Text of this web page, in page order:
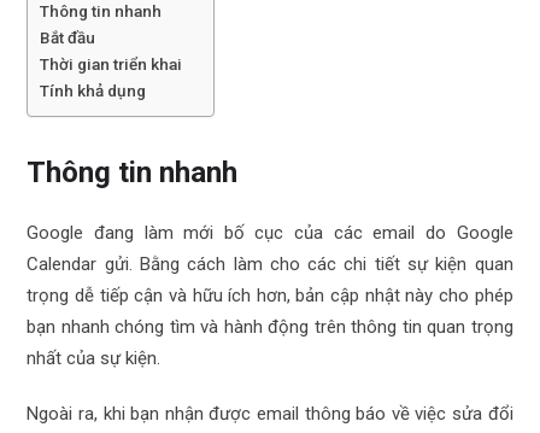
Thông tin nhanh
Bắt đầu
Thời gian triển khai
Tính khả dụng
Thông tin nhanh
Google đang làm mới bố cục của các email do Google
Calendar gửi. Bằng cách làm cho các chi tiết sự kiện quan
trọng dễ tiếp cận và hữu ích hơn, bản cập nhật này cho phép
bạn nhanh chóng tìm và hành động trên thông tin quan trọng
nhất của sự kiện.
Ngoài ra, khi bạn nhận được email thông báo về việc sửa đổi